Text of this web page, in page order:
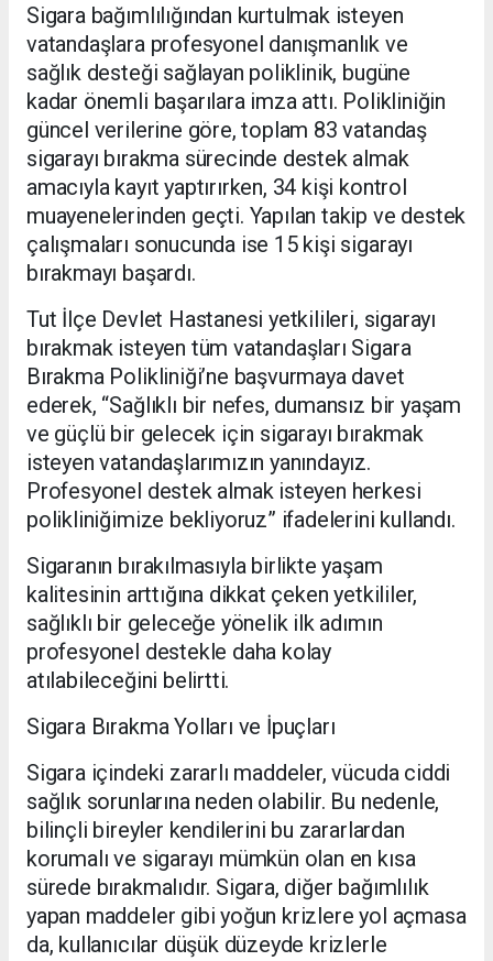
Sigara bağımlılığından kurtulmak isteyen
vatandaşlara profesyonel danışmanlık ve
sağlık desteği sağlayan poliklinik, bugüne
kadar önemli başarılara imza attı. Polikliniğin
güncel verilerine göre, toplam 83 vatandaş
sigarayı bırakma sürecinde destek almak
amacıyla kayıt yaptırırken, 34 kişi kontrol
muayenelerinden geçti. Yapılan takip ve destek
çalışmaları sonucunda ise 15 kişi sigarayı
bırakmayı başardı.
Tut İlçe Devlet Hastanesi yetkilileri, sigarayı
bırakmak isteyen tüm vatandaşları Sigara
Bırakma Polikliniği’ne başvurmaya davet
ederek, “Sağlıklı bir nefes, dumansız bir yaşam
ve güçlü bir gelecek için sigarayı bırakmak
isteyen vatandaşlarımızın yanındayız.
Profesyonel destek almak isteyen herkesi
polikliniğimize bekliyoruz” ifadelerini kullandı.
Sigaranın bırakılmasıyla birlikte yaşam
kalitesinin arttığına dikkat çeken yetkililer,
sağlıklı bir geleceğe yönelik ilk adımın
profesyonel destekle daha kolay
atılabileceğini belirtti.
Sigara Bırakma Yolları ve İpuçları
Sigara içindeki zararlı maddeler, vücuda ciddi
sağlık sorunlarına neden olabilir. Bu nedenle,
bilinçli bireyler kendilerini bu zararlardan
korumalı ve sigarayı mümkün olan en kısa
sürede bırakmalıdır. Sigara, diğer bağımlılık
yapan maddeler gibi yoğun krizlere yol açmasa
da, kullanıcılar düşük düzeyde krizlerle